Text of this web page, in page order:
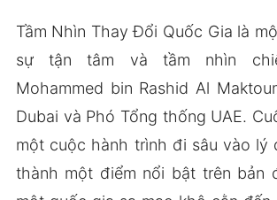
Tầm Nhìn Thay Đổi Quốc Gia là
sự tận tâm và tầm nhìn
Mohammed bin Rashid Al
Dubai và Phó Tổng thống UAE.
một cuộc hành trình đi sâu vào lý
thành một điểm nổi bật trên bản